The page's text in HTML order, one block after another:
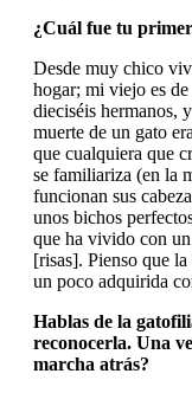
¿Cuál fue tu
Desde muy chico
hogar; mi viejo es
dieciséis hermanos,
muerte de un gato
que cualquiera que
se familiariza (en la
funcionan sus
unos bichos
que ha vivido con
[risas]. Pienso que
un poco adquirida
Hablas de la
reconocerla. Una
marcha atrás?